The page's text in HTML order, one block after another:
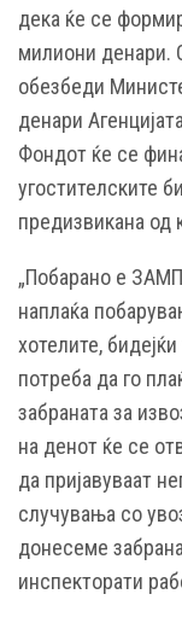
дека ќе се
милиони денари.
обезбеди
денари
Фондот ќе се
угостителските
предизвикана од
„Побарано е
наплаќа
хотелите,
потреба да го
забраната за
на денот ќе се
да пријавуваат
случувања со
донесеме
инспекторати